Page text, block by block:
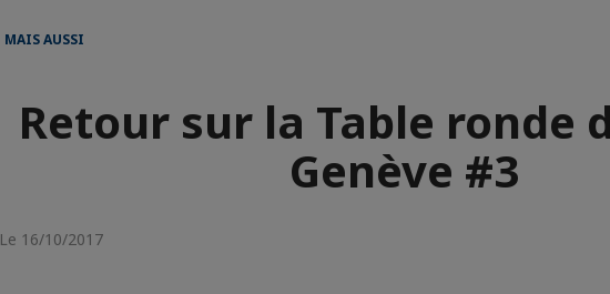
MAIS AUSSI
Retour sur la Table ronde
Genève #3
Le 16/10/2017